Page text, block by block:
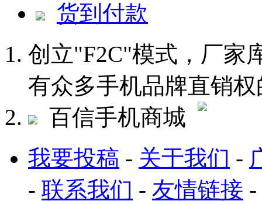
货到付款
创立"F2C"模式，厂家
有众多手机品牌直销
百信手机商城
我要投稿 - 关于我们 -
- 联系我们 - 友情链接 -